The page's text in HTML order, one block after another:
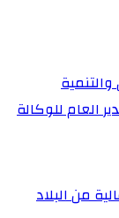
العام للوكالة
من البلاد